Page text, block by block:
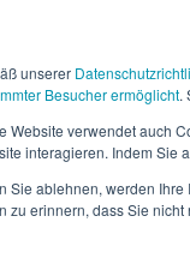
unserer
Besucher ermöglicht.
Website verwendet auch
interagieren. Indem Sie
Sie ablehnen, werden
zu erinnern, dass Sie
Sie
die neuesten